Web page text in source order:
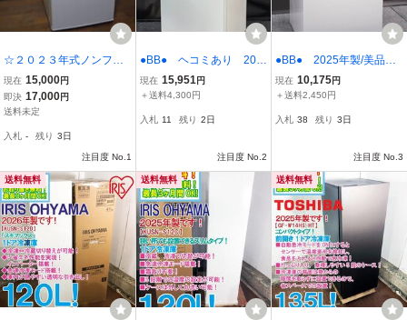
☆２０２３年式ノンフロ
ン冷凍庫 ６０Ｌ☆アイ
リスオーヤマ☆もちろん
動作品！！取りに来る人
現在 15,000円
即決 17,000円
送料未定
入札 - 残り 3日
注目度 No.1
●BB● ヘコミあり 202
5年製 冷凍庫 ファン式
省エネ 静音 Y.F-FU1.20
現在 15,951円
＋送料4,300円
入札 11 残り 2日
注目度 No.2
●BB● 2025年製/美品
省エネ 冷凍庫 64L 右開
き 静音 Y.F-M.U60-Wホワ
929)
現在 10,175円
＋送料2,450円
入札 38 残り 3日
注目度 No.3
送料無料 送料無料 送料無料